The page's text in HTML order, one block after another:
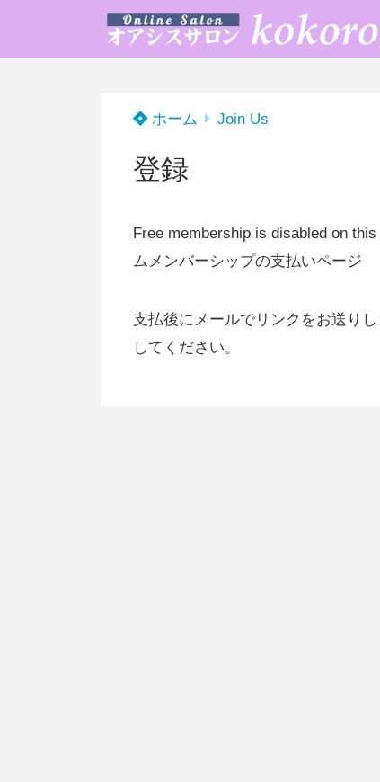
ホーム Join Us
登録
Free membership is disabled on
ムメンバーシップの支払いページ
支払後にメールでリンクをお送り
してください。